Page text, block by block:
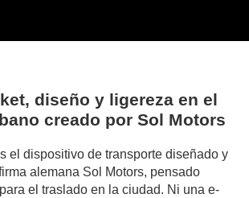
diseño y ligereza en el
creado por Sol Motors
el dispositivo de transporte diseñado y
alemana Sol Motors, pensado
el traslado en la ciudad. Ni una e-